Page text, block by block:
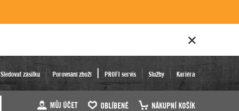
Sledovat zásilku Porovnání zboží PROFI servis Služby Kariéra
MŮJ ÚČET OBLÍBENÉ NÁKUPNÍ KOŠÍK